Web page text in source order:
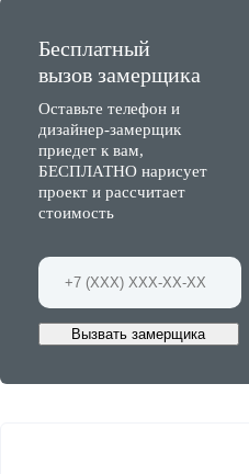
Бесплатный
вызов замерщика
Оставьте телефон и
дизайнер-замерщик
приедет к вам,
БЕСПЛАТНО нарисует
проект и рассчитает
стоимость
Вызвать замерщика